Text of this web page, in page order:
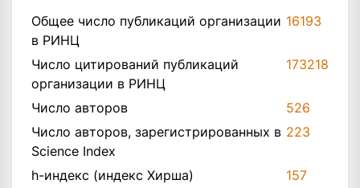
Общее число публикаций организации
в РИНЦ
16193
Число цитирований публикаций
организации в РИНЦ
173218
Число авторов
526
Число авторов, зарегистрированных в
Science Index
223
h-индекс (индекс Хирша)
157